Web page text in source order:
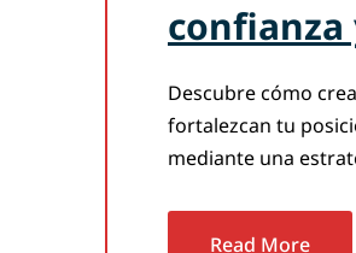
Descubre cómo
fortalezcan tu
mediante una
Read More